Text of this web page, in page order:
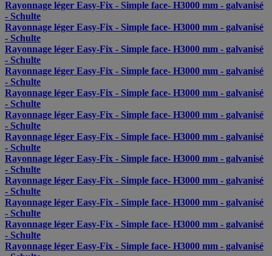
Rayonnage léger Easy-Fix - Simple face- H3000 mm - galvanisé
- Schulte
Rayonnage léger Easy-Fix - Simple face- H3000 mm - galvanisé
- Schulte
Rayonnage léger Easy-Fix - Simple face- H3000 mm - galvanisé
- Schulte
Rayonnage léger Easy-Fix - Simple face- H3000 mm - galvanisé
- Schulte
Rayonnage léger Easy-Fix - Simple face- H3000 mm - galvanisé
- Schulte
Rayonnage léger Easy-Fix - Simple face- H3000 mm - galvanisé
- Schulte
Rayonnage léger Easy-Fix - Simple face- H3000 mm - galvanisé
- Schulte
Rayonnage léger Easy-Fix - Simple face- H3000 mm - galvanisé
- Schulte
Rayonnage léger Easy-Fix - Simple face- H3000 mm - galvanisé
- Schulte
Rayonnage léger Easy-Fix - Simple face- H3000 mm - galvanisé
- Schulte
Rayonnage léger Easy-Fix - Simple face- H3000 mm - galvanisé
- Schulte
Rayonnage léger Easy-Fix - Simple face- H3000 mm - galvanisé